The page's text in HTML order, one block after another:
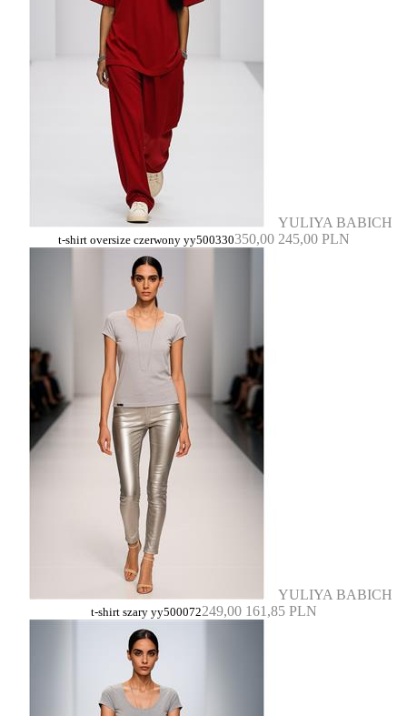
YULIYA BABICH
t-shirt oversize czerwony yy500330350,00 245,00 PLN
YULIYA BABICH
t-shirt szary yy500072249,00 161,85 PLN